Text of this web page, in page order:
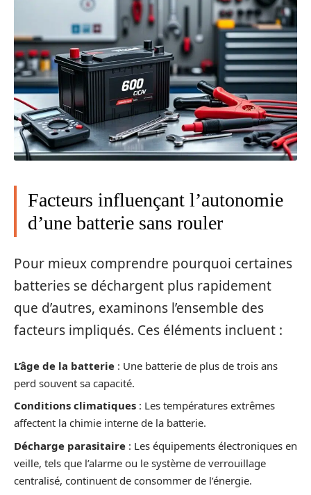
Facteurs influençant l’autonomie
d’une batterie sans rouler
Pour mieux comprendre pourquoi certaines
batteries se déchargent plus rapidement
que d’autres, examinons l’ensemble des
facteurs impliqués. Ces éléments incluent :
L’âge de la batterie : Une batterie de plus de trois ans
perd souvent sa capacité.
Conditions climatiques : Les températures extrêmes
affectent la chimie interne de la batterie.
Décharge parasitaire : Les équipements électroniques en
veille, tels que l’alarme ou le système de verrouillage
centralisé, continuent de consommer de l’énergie.